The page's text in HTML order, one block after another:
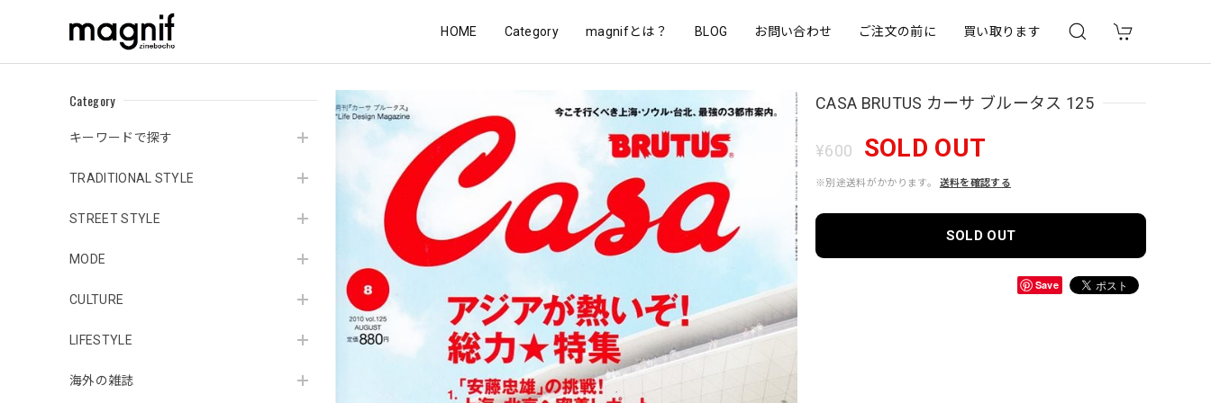
HOME Category magnifとは？ BLOG お問い合わせ ご注文の前に 買い取ります
Category
キーワードで探す
TRADITIONAL STYLE
STREET STYLE
MODE
CULTURE
LIFESTYLE
海外の雑誌
CASA BRUTUS カーサ ブルータス 125
¥600 SOLD OUT
※別途送料がかかります。 送料を確認する
SOLD OUT
Save